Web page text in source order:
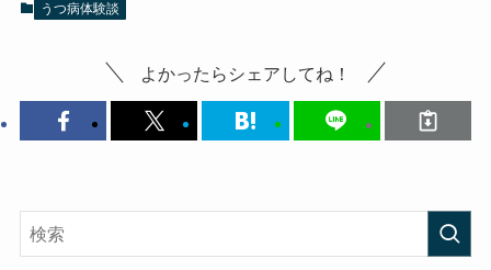
うつ病体験談
よかったらシェアしてね！